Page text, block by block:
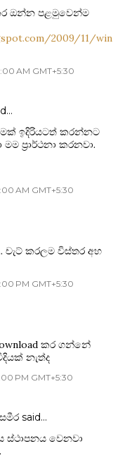
ඔන්න පළමුවෙන්ම
2009/11/win
AM GMT+5:30
‍ඉදිරියටත් කරන්නට
ප්‍රා‍ර්ථනා කරනවා.
AM GMT+5:30
කරලම විස්තර අහ
PM GMT+5:30
ක‍ර ගන්නේ
නැත්ද
PM GMT+5:30
said…
ස්ථාපනය වෙනවා